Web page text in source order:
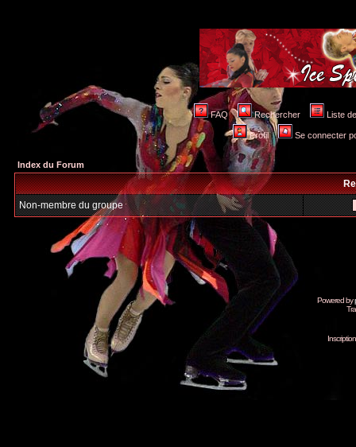
FAQ Rechercher Liste
Profil Se connecter
Index du Forum
Non-membre du groupe
Powered by